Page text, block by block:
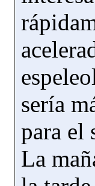
sería
para el
La